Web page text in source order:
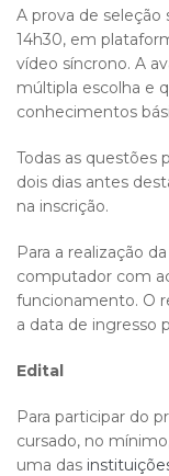
A prova de seleção
14h30, em
vídeo síncrono. A
múltipla escolha e
conhecimentos
Todas as questões
dois dias antes
na inscrição.
Para a realização
computador com
funcionamento. O
a data de ingresso
Edital
Para participar do
cursado, no
uma das